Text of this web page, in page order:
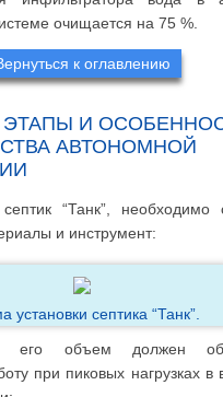
очищается на 75 %.
к оглавлению
И
АВТОНОМНОЙ
“Танк”, необходимо
и инструмент:
установки септика “Танк”.
его объем должен
при пиковых нагрузках в